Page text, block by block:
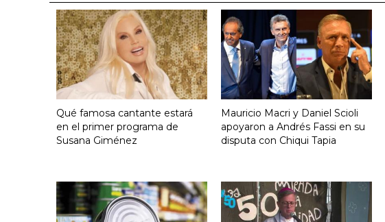
Qué famosa cantante estará
en el primer programa de
Susana Giménez
Mauricio Macri y Daniel Scioli
apoyaron a Andrés Fassi en su
disputa con Chiqui Tapia